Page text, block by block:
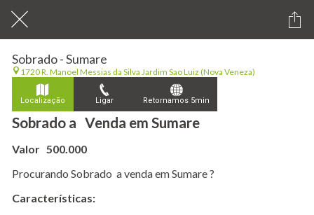
Sobrado - Sumare
1720 R. Manoel Messias da Silva Jardim Sao Luiz (Nova Veneza)
Localização Ligar Retornamos 5min
Sobrado a Venda em Sumare
Valor 500.000
Procurando Sobrado a venda em Sumare ?
Características: